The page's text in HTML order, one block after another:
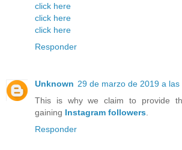
click here
click here
click here
Responder
Unknown 29 de marzo de 2019 a las
This is why we claim to provide
gaining Instagram followers.
Responder